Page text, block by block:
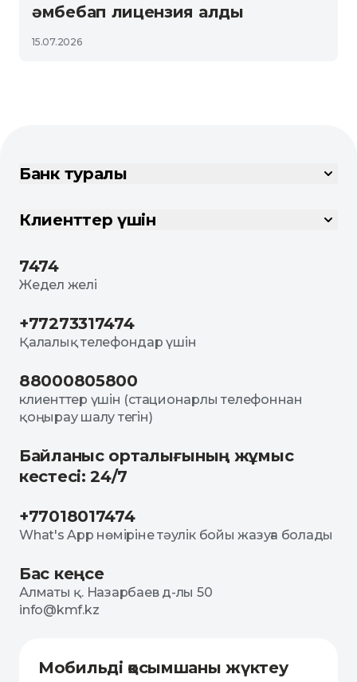
әмбебап лицензия алды
15.07.2026
Банк туралы
Клиенттер үшін
7474
Жедел желі
+77273317474
Қалалық телефондар үшін
88000805800
клиенттер үшін (стационарлы телефоннан
қоңырау шалу тегін)
Байланыс орталығының жұмыс
кестесі: 24/7
+77018017474
What's App нөміріне тәулік бойы жазуға болады
Бас кеңсе
Алматы қ. Назарбаев д-лы 50
info@kmf.kz
Мобильді қосымшаны жүктеу